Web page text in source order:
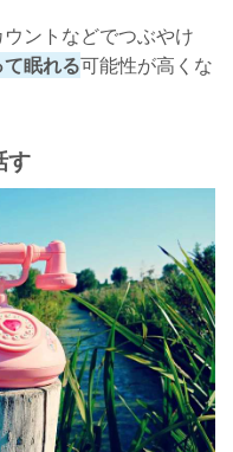
ントなどでつぶやけ
眠れる可能性が高くな
す